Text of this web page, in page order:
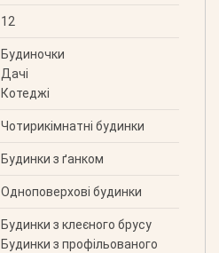
12
Будиночки
Дачі
Котеджі
Чотирикімнатні будинки
Будинки з ґанком
Одноповерхові будинки
Будинки з клеєного брусу
Будинки з профільованого